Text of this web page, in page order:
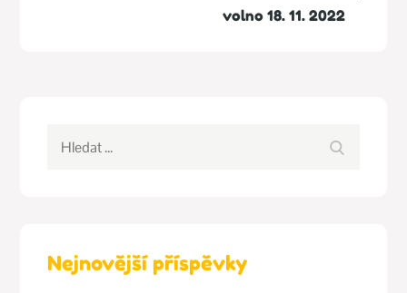
volno 18. 11. 2022
Nejnovější příspěvky